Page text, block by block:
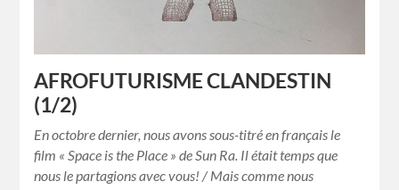
AFROFUTURISME CLANDESTIN
(1/2)
En octobre dernier, nous avons sous-titré en français le
film « Space is the Place » de Sun Ra. Il était temps que
nous le partagions avec vous! / Mais comme nous